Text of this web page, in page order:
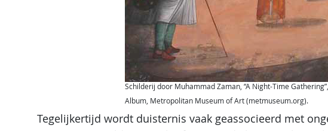
Schilderij door Muhammad Zaman, “A Night-Time
Album, Metropolitan Museum of Art (metmuseum.org).
Tegelijkertijd wordt duisternis vaak geassocieerd met